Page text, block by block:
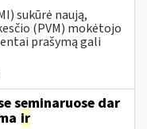
sukūrė naują,
(PVM) mokėtojo
prašymą gali
seminaruose dar
ir